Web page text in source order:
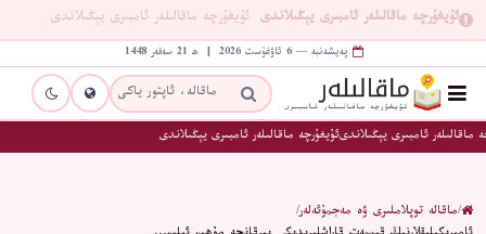
ئۇيغۇرچە ماقالىلەر ئامبىرى يېڭىلاندى ئۇيغۇرچە ماقالىلەر ئامبىرى يېڭىلاندى
پەيشەنبە — 6 ئاۋغۇست 2026 | ھ 21 سەفەر 1448
ماقالىلەر ئامبىرى يېڭىلاندىئۇيغۇرچە ماقالىلەر ئامبىرى يېڭىلاندى
/ماقالە توپلاملىرى ۋە مەجمۇئەلەر/